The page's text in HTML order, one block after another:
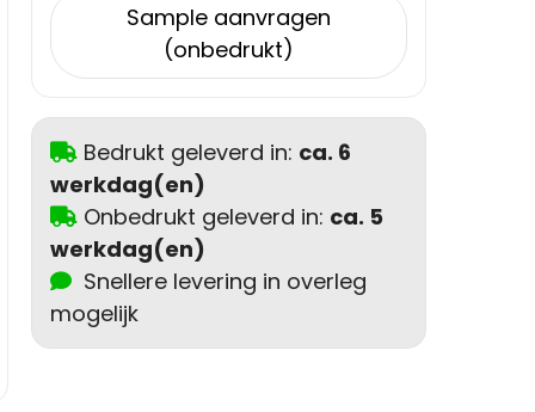
Sample aanvragen
(onbedrukt)
Bedrukt geleverd in: ca. 6
werkdag(en)
Onbedrukt geleverd in: ca. 5
werkdag(en)
Snellere levering in overleg
mogelijk